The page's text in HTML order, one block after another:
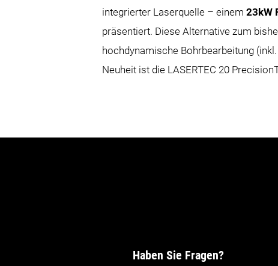
integrierter Laserquelle – einem23kW
präsentiert. Diese Alternative zum
hochdynamische Bohrbearbeitung
Neuheit ist die LASERTEC 20
Haben Sie Fragen?